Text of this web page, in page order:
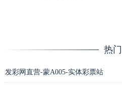
热门
发彩网直营-蒙A005-实体彩票站